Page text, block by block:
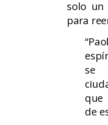
solo un
para
se
que
de